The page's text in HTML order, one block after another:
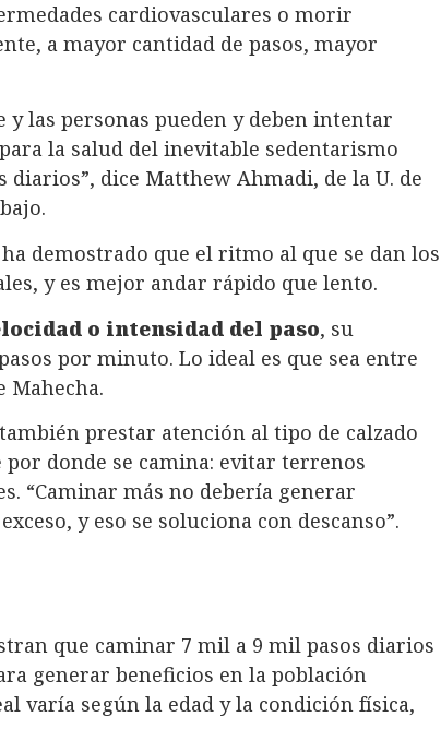
cardiovasculares o morir
a mayor cantidad de pasos, mayor
las personas pueden y deben intentar
la salud del inevitable sedentarismo
dice Matthew Ahmadi, de la U. de
demostrado que el ritmo al que se dan los
y es mejor andar rápido que lento.
o intensidad del paso, su
por minuto. Lo ideal es que sea entre
Mahecha.
prestar atención al tipo de calzado
donde se camina: evitar terrenos
“Caminar más no debería generar
y eso se soluciona con descanso”.
que caminar 7 mil a 9 mil pasos diarios
generar beneficios en la población
varía según la edad y la condición física,